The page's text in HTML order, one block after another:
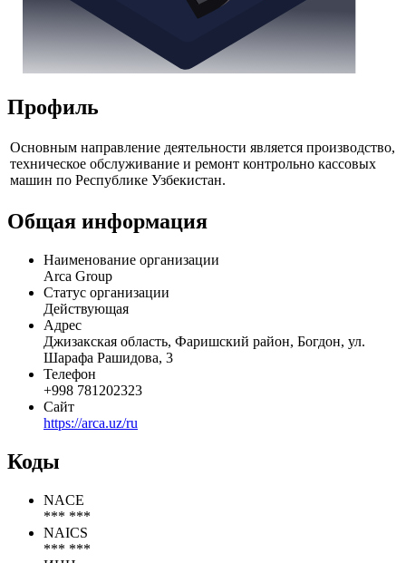
Профиль
Основным направление деятельности является производство,
техническое обслуживание и ремонт контрольно кассовых
машин по Республике Узбекистан.
Общая информация
Наименование организации
Arca Group
Статус организации
Действующая
Адрес
Джизакская область, Фаришский район, Богдон, ул.
Шарафа Рашидова, 3
Телефон
+998 781202323
Сайт
https://arca.uz/ru
Коды
NACE
*** ***
NAICS
*** ***